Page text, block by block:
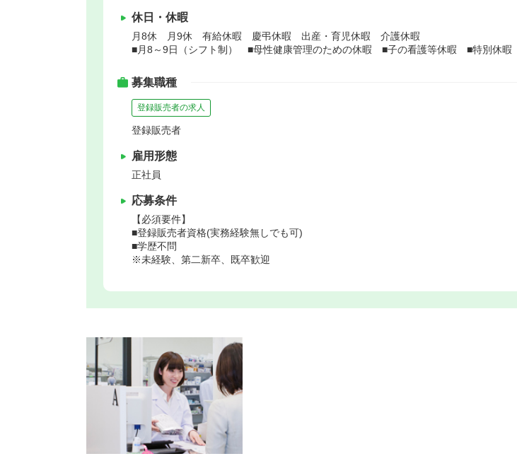
休日・休暇
月8休 月9休 有給休暇 慶弔休暇 出産・育児休暇 介護休暇
■月8～9日（シフト制） ■母性健康管理のための休暇 ■子の看護等休暇 ■特別休暇
募集職種
登録販売者の求人
登録販売者
雇用形態
正社員
応募条件
【必須要件】
■登録販売者資格(実務経験無しでも可)
■学歴不問
※未経験、第二新卒、既卒歓迎